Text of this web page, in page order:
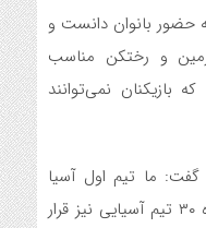
حضور بانوان دانست و
و رختکن مناسب
بازیکنان نمی‌توانند
گفت: ما تیم اول آسیا
هستیم ولی از نظر ساختاری در زمره ۳۰ تیم آسیایی نیز قرار